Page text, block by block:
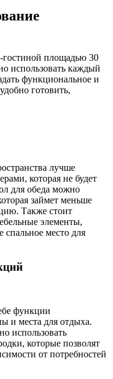
площадью 30
использовать каждый
функциональное и
готовить,
лучше
которая не будет
для обеда можно
займет меньше
Также стоит
элементы,
спальное место для
функции
и места для отдыха.
использовать
которые позволят
от потребностей